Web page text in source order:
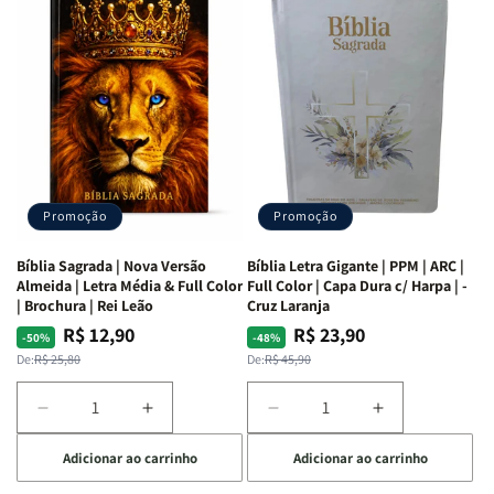
Mulheres
da
Bíblia
Isabelle
S.
Alves
as
Mulheres
da
Bíblia
|
Isabelle
S.
Alves
Bíblia
Livro
por
Livro
um
panorama
completo
dos
66
da
Bíblia
Equipe
teológica
Penkal
Bíblia
Livro
-
um
panorama
completo
dos
da
Bíblia
Penkal
Promoção
Bíblia Sagrada | Nova Versão
Almeida | Letra Média & Full Color
| Brochura | Rei Leão
-50%
Preço
normal
De:R$ 25,80
Preço
promocional
R$ 12,90
Diminuir
a
quantidade
de
Aumentar
a
quantidade
de
Adicionar ao carrinho
Promoção
Bíblia Letra Gigante | PPM | ARC |
Full Color | Capa Dura c/ Harpa | -
Cruz Laranja
-48%
Preço
normal
De:R$ 45,90
Preço
promocional
R$ 23,90
Diminuir
a
quantidade
de
Aumentar
a
quantidade
de
Adicionar ao carrinho